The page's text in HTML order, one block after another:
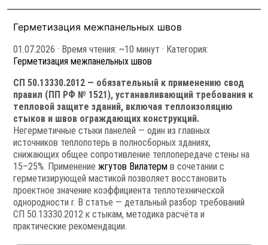
Герметизация межпанельных швов
01.07.2026 · Время чтения: ~10 минут · Категория:
Герметизация межпанельных швов
СП 50.13330.2012 — обязательный к применению свод
правил (ПП РФ № 1521), устанавливающий требования к
тепловой защите зданий, включая теплоизоляцию
стыков и швов ограждающих конструкций.
Негерметичные стыки панелей — один из главных
источников теплопотерь в полносборных зданиях,
снижающих общее сопротивление теплопередаче стены на
15–25%. Применениежгутов Вилатерм в сочетании с
герметизирующей мастикой позволяет восстановить
проектное значение коэффициента теплотехнической
однородности r. В статье — детальный разбор требований
СП 50.13330.2012 к стыкам, методика расчёта и
практические рекомендации.